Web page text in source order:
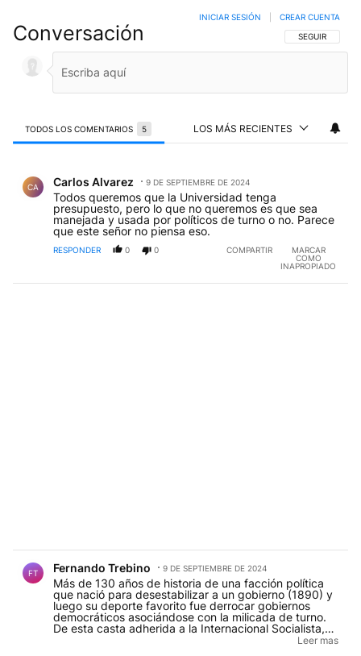
Conversación SIGA ESTA
SEGUIR
INICIAR SESIÓN CREAR CUENTA
TODOS LOS COMENTARIOS 5 LOS MÁS RECIENTES
CA Carlos Alvarez 9 DE SEPTIEMBRE DE 2024
Todos queremos que la Universidad tenga
presupuesto, pero lo que no queremos es que sea
manejada y usada por políticos de turno o no. Parece
que este señor no piensa eso.
RESPONDER 0 0 COMPARTIR
MARCAR
COMO
INAPROPIADO
FT Fernando Trebino 9 DE SEPTIEMBRE DE 2024
Más de 130 años de historia de una facción política
que nació para desestabilizar a un gobierno (1890) y
luego su deporte favorito fue derrocar gobiernos
democráticos asociándose con la milicada de turno.
De esta casta adherida a la Internacional Socialista,
no se puede esperar menos que soliviantamiento yLeer mas